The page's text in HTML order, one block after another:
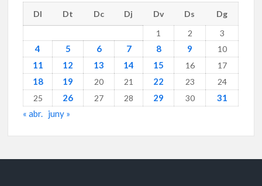
Dl Dt Dc Dj Dv Ds
Dg
1
2 3
4 5 6 7 8 9 10
11 12 13 14 15 16 17
18 19 20 21 22 23
24
25
26 27 28 29 30
31
« abr. juny »